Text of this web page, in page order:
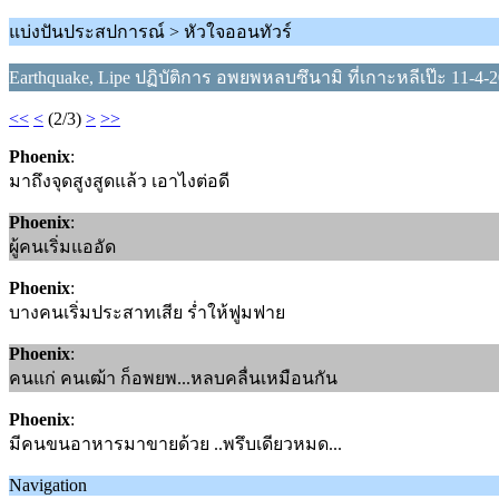
แบ่งปันประสปการณ์ > หัวใจออนทัวร์
Earthquake, Lipe ปฏิบัติการ อพยพหลบซึนามิ ที่เกาะหลีเป๊ะ 11-4-
<< < (2/3) > >>
Phoenix:
มาถึงจุดสูงสูดแล้ว เอาไงต่อดี
Phoenix:
ผู้คนเริ่มแออัด
Phoenix:
บางคนเริ่มประสาทเสีย ร่ำให้ฟูมฟาย
Phoenix:
คนแก่ คนเฒ้า ก็อพยพ...หลบคลื่นเหมือนกัน
Phoenix:
มีคนขนอาหารมาขายด้วย ..พรึบเดียวหมด...
Navigation